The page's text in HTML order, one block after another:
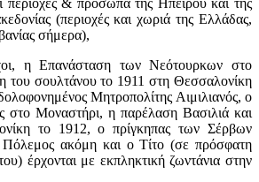
& πρόσωπα της Ηπείρου και της
(περιοχές και χωριά της Ελλάδας,
σήμερα),
η Επανάσταση των Νεότουρκων στο
του σουλτάνου το 1911 στη Θεσσαλονίκη
Μητροπολίτης Αιμιλιανός, ο
στο Μοναστήρι, η παρέλαση Βασιλιά και
το 1912, ο πρίγκηπας των Σέρβων
Πόλεμος ακόμη και ο Τίτο (σε πρόσφατη
έρχονται με εκπληκτική ζωντάνια στην